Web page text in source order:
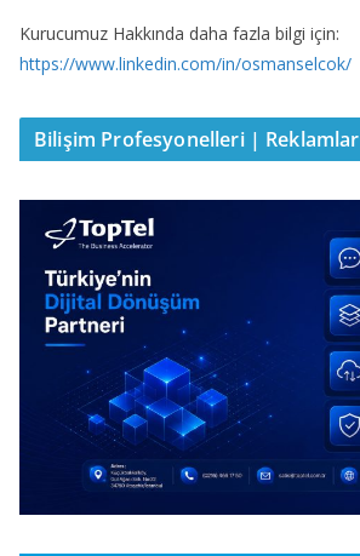
Kurucumuz Hakkında daha fazla bilgi için:
https://www.linkedin.com/in/osmanselcok/
Bilişim Profesyonelleri | Reklamlar